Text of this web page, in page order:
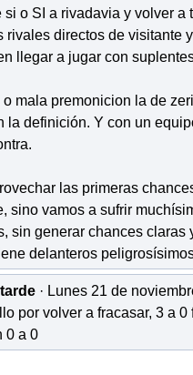
si o SI a rivadavia y volver a
rivales directos de visitante
llegar a jugar con
o mala premonicion la de
la definición. Y con un
las primeras
sino vamos a sufrir
sin generar chances
delanteros
· Lunes 21 de
por volver a fracasar, 3 a
0 a 0